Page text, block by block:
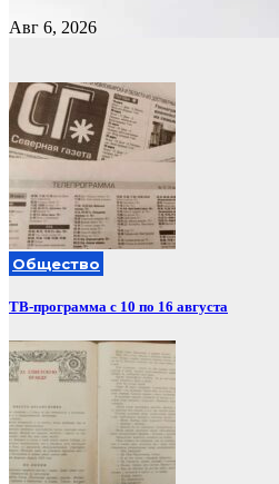
Авг 6, 2026
Общество
ТВ-программа с 10 по 16 августа